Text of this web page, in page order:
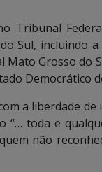
Tribunal
Sul, incluindo
Mato Grosso do
Democrático
a liberdade de
“… toda e
não